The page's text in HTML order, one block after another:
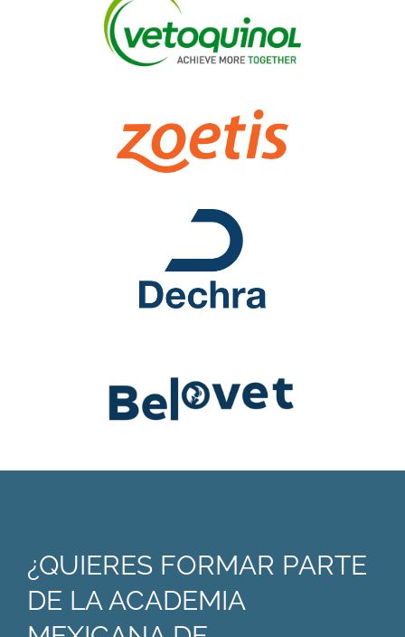
¿QUIERES FORMAR PARTE
DE LA ACADEMIA